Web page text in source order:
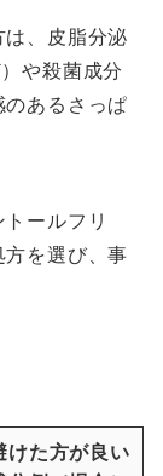
、皮脂分泌
や殺菌成分
のあるさっぱ
ールフリ
を選び、事
けた方が良い